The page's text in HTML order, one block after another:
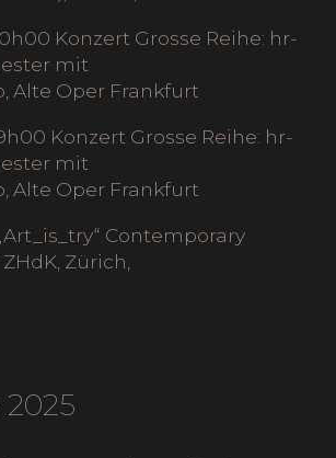
Konzert Grosse Reihe: hr-
mit
Alte Oper Frankfurt
Konzert Grosse Reihe: hr-
mit
Alte Oper Frankfurt
Contemporary
Zürich,